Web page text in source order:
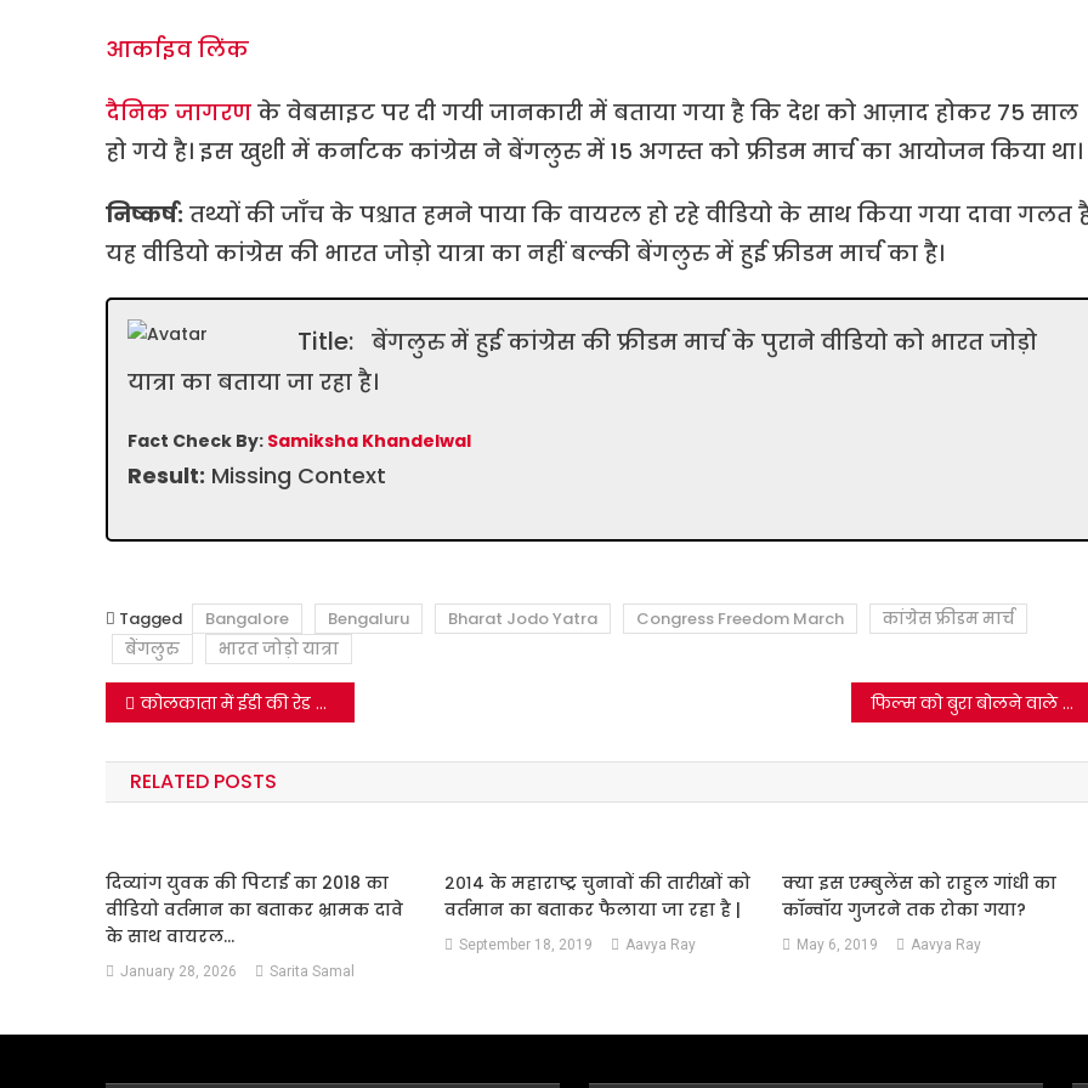
आर्काइव लिंक
दैनिक जागरण के वेबसाइट पर दी गयी जानकारी में बताया गया है कि देश को आज़ाद होकर 75 साल
हो गये है। इस खुशी में कर्नाटक कांग्रेस ने बेंगलुरु में 15 अगस्त को फ्रीडम मार्च का आयोजन किया था।
निष्कर्ष: तथ्यों की जाँच के पश्चात हमने पाया कि वायरल हो रहे वीडियो के साथ किया गया दावा गलत
यह वीडियो कांग्रेस की भारत जोड़ो यात्रा का नहीं बल्की बेंगलुरु में हुई फ्रीडम मार्च का है।
Title: बेंगलुरु में हुई कांग्रेस की फ्रीडम मार्च के पुराने वीडियो को भारत जोड़ो
यात्रा का बताया जा रहा है।
Fact Check By: Samiksha Khandelwal
Result: Missing Context
Tagged Bangalore Bengaluru Bharat Jodo Yatra Congress Freedom March
कांग्रेस फ्रीडम मार्च
बेंगलुरु
भारत जोड़ो यात्रा
Post
navigation
कोलकाता में ईडी की रेड का वीडियो सूरत के नाम से हुआ वायरल। फिल्म को बुरा बोलने वाले शख्स का वीडियो फिल्म ब्रम्हास्त्र से संबन्धित नहीं है।
RELATED POSTS
दिव्यांग युवक की पिटाई का 2018 का
वीडियो वर्तमान का बताकर भ्रामक दावे
के साथ वायरल…
January 28, 2026 Sarita Samal
२०१४ के महाराष्ट्र चुनावों की तारीखों को
वर्तमान का बताकर फैलाया जा रहा है |
September 18, 2019 Aavya Ray
क्या इस एम्बुलेंस को राहुल गांधी का
कॉन्वॉय गुजरने तक रोका गया?
May 6, 2019 Aavya Ray